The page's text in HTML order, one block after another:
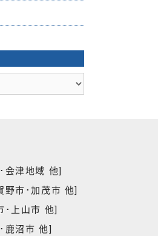
会津地域 他]
野市･加茂市 他]
･上山市 他]
鹿沼市 他]